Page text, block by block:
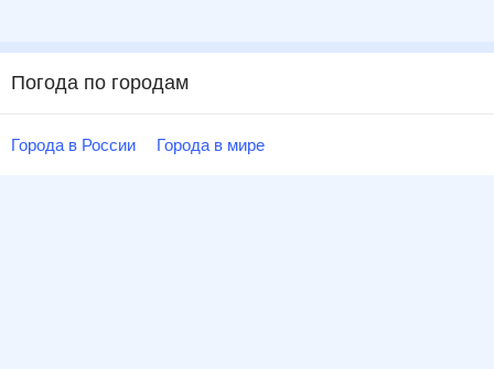
Погода по городам
Города в России Города в мире